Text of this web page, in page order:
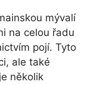
mývalí
na celou řadu
pojí. Tyto
ale také
několik